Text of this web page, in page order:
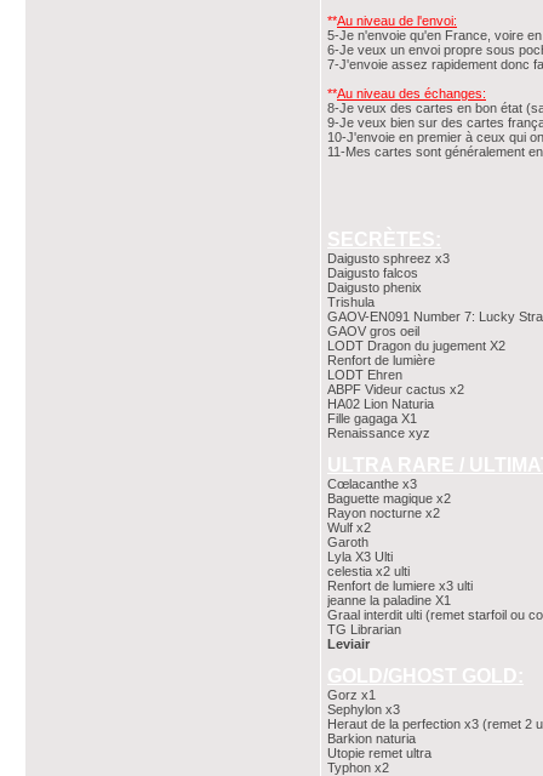
**Au niveau de l'envoi:
5-Je n'envoie qu'en France, voire
6-Je veux un envoi propre sous
7-J'envoie assez rapidement donc
**Au niveau des échanges:
8-Je veux des cartes en bon état
9-Je veux bien sur des cartes
10-J'envoie en premier à ceux qui
11-Mes cartes sont généralement
SECRÈTES:
Daigusto sphreez x3
Daigusto falcos
Daigusto phenix
Trishula
GAOV-EN091 Number 7: Lucky
GAOV gros oeil
LODT Dragon du jugement X2
Renfort de lumière
LODT Ehren
ABPF Videur cactus x2
HA02 Lion Naturia
Fille gagaga X1
Renaissance xyz
ULTRA RARE /
Cœlacanthe x3
Baguette magique x2
Rayon nocturne x2
Wulf x2
Garoth
Lyla X3 Ulti
celestia x2 ulti
Renfort de lumiere x3 ulti
jeanne la paladine X1
Graal interdit ulti (remet starfoil ou
TG Librarian
Leviair
GOLD/GHOST GOLD:
Gorz x1
Sephylon x3
Heraut de la perfection x3 (remet 2
Barkion naturia
Utopie remet ultra
Typhon x2